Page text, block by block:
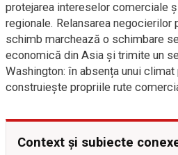
protejarea intereselor comerciale
regionale. Relansarea negocierilor
schimb marchează o schimbare
economică din Asia și trimite un
Washington: în absența unui
construiește propriile rute
Context și subiecte